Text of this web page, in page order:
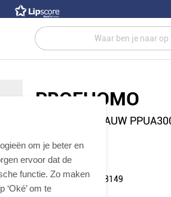
om je beter en
ervoor dat de
functie. Zo maken
‘Oké’ om te
PROFUOMO
STROPDAS BLAUW
Artikelnummer: 178149